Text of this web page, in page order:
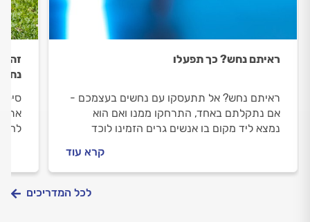
ראיתם נחש? כך תפעלו
ראיתם נחש? אל תתעסקו עם נחשים בעצמכם -
אם נתקלתם באחד, התרחקו ממנו ואם הוא
נמצא ליד מקום בו אנשים גרים הזמינו לוכד
קרא עוד
את
לכל המדריכים